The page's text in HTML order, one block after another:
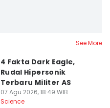
See More
4 Fakta Dark Eagle,
Rudal Hipersonik
Terbaru Militer AS
07 Agu 2026, 18:49 WIB
Science